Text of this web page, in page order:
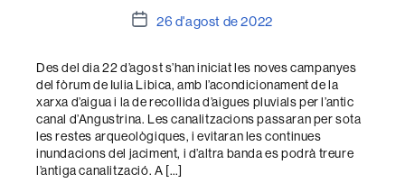
Data
l'entrada
26 d'agost de 2022
Des del dia 22 d’agost s’han iniciat les noves campanyes
del fòrum de Iulia Libica, amb l’acondicionament de la
xarxa d’aigua i la de recollida d’aigues pluvials per l’antic
canal d’Angustrina. Les canalitzacions passaran per sota
les restes arqueològiques, i evitaran les continues
inundacions del jaciment, i d’altra banda es podrà treure
l’antiga canalització. A […]